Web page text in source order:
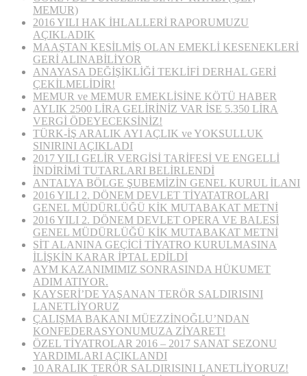
MEMUR)
2016 YILI HAK İHLALLERİ RAPORUMUZU
AÇIKLADIK
MAAŞTAN KESİLMİŞ OLAN EMEKLİ KESENEKLERİ
GERİ ALINABİLİYOR
ANAYASA DEĞİŞİKLİĞİ TEKLİFİ DERHAL GERİ
ÇEKİLMELİDİR!
MEMUR ve MEMUR EMEKLİSİNE KÖTÜ HABER
AYLIK 2500 LİRA GELİRİNİZ VAR İSE 5.350 LİRA
VERGİ ÖDEYECEKSİNİZ!
TÜRK-İŞ ARALIK AYI AÇLIK ve YOKSULLUK
SINIRINI AÇIKLADI
2017 YILI GELİR VERGİSİ TARİFESİ VE ENGELLİ
İNDİRİMİ TUTARLARI BELİRLENDİ
ANTALYA BÖLGE ŞUBEMİZİN GENEL KURUL İLANI
2016 YILI 2. DÖNEM DEVLET TİYATATROLARI
GENEL MÜDÜRLÜĞÜ KİK MUTABAKAT METNİ
2016 YILI 2. DÖNEM DEVLET OPERA VE BALESİ
GENEL MÜDÜRLÜĞÜ KİK MUTABAKAT METNİ
SİT ALANINA GEÇİCİ TİYATRO KURULMASINA
İLİŞKİN KARAR İPTAL EDİLDİ
AYM KAZANIMIMIZ SONRASINDA HÜKUMET
ADIM ATIYOR.
KAYSERİ’DE YAŞANAN TERÖR SALDIRISINI
LANETLİYORUZ
ÇALIŞMA BAKANI MÜEZZİNOĞLU’NDAN
KONFEDERASYONUMUZA ZİYARET!
ÖZEL TİYATROLAR 2016 – 2017 SANAT SEZONU
YARDIMLARI AÇIKLANDI
10 ARALIK TERÖR SALDIRISINI LANETLİYORUZ!